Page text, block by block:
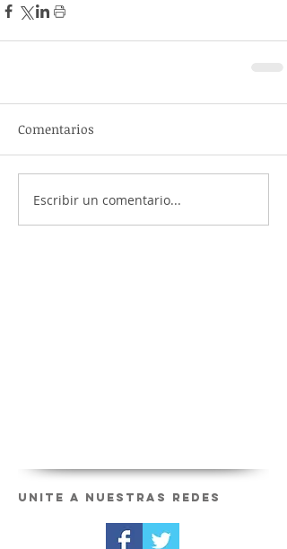
Comentarios
Escribir un comentario...
Unite a nuestras redes